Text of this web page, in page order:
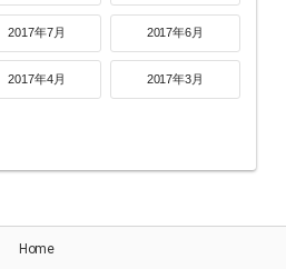
2017年7月 2017年6月
2017年4月 2017年3月
Home